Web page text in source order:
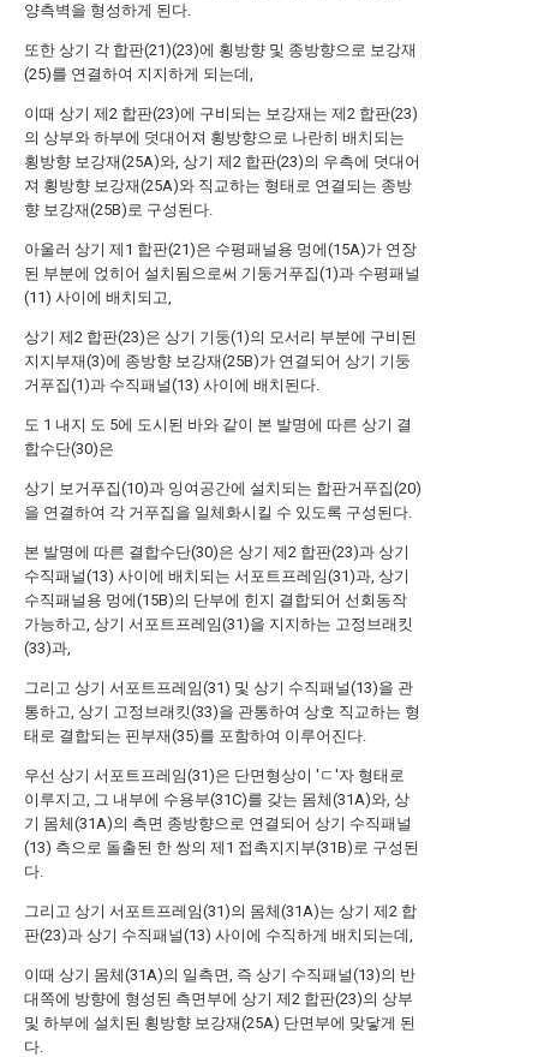
양측벽을 형성하게 된다.
또한 상기 각 합판(21)(23)에 횡방향 및 종방향으로 보강재
(25)를 연결하여 지지하게 되는데,
이때 상기 제2 합판(23)에 구비되는 보강재는 제2 합판(23)
의 상부와 하부에 덧대어져 횡방향으로 나란히 배치되는
횡방향 보강재(25A)와, 상기 제2 합판(23)의 우측에 덧대어
져 횡방향 보강재(25A)와 직교하는 형태로 연결되는 종방
향 보강재(25B)로 구성된다.
아울러 상기 제1 합판(21)은 수평패널용 멍에(15A)가 연장
된 부분에 얹히어 설치됨으로써 기둥거푸집(1)과 수평패널
(11) 사이에 배치되고,
상기 제2 합판(23)은 상기 기둥(1)의 모서리 부분에 구비된
지지부재(3)에 종방향 보강재(25B)가 연결되어 상기 기둥
거푸집(1)과 수직패널(13) 사이에 배치된다.
도 1 내지 도 5에 도시된 바와 같이 본 발명에 따른 상기 결
합수단(30)은
상기 보거푸집(10)과 잉여공간에 설치되는 합판거푸집(20)
을 연결하여 각 거푸집을 일체화시킬 수 있도록 구성된다.
본 발명에 따른 결합수단(30)은 상기 제2 합판(23)과 상기
수직패널(13) 사이에 배치되는 서포트프레임(31)과, 상기
수직패널용 멍에(15B)의 단부에 힌지 결합되어 선회동작
가능하고, 상기 서포트프레임(31)을 지지하는 고정브래킷
(33)과,
그리고 상기 서포트프레임(31) 및 상기 수직패널(13)을 관
통하고, 상기 고정브래킷(33)을 관통하여 상호 직교하는 형
태로 결합되는 핀부재(35)를 포함하여 이루어진다.
우선 상기 서포트프레임(31)은 단면형상이 'ㄷ'자 형태로
이루지고, 그 내부에 수용부(31C)를 갖는 몸체(31A)와, 상
기 몸체(31A)의 측면 종방향으로 연결되어 상기 수직패널
(13) 측으로 돌출된 한 쌍의 제1 접촉지지부(31B)로 구성된
다.
그리고 상기 서포트프레임(31)의 몸체(31A)는 상기 제2 합
판(23)과 상기 수직패널(13) 사이에 수직하게 배치되는데,
이때 상기 몸체(31A)의 일측면, 즉 상기 수직패널(13)의 반
대쪽에 방향에 형성된 측면부에 상기 제2 합판(23)의 상부
및 하부에 설치된 횡방향 보강재(25A) 단면부에 맞닿게 된
다.